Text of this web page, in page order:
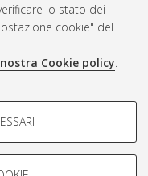
lo stato dei
cookie" del
Cookie policy.
le caratteristiche della
al loro comportamento